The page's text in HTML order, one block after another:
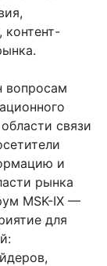
контент-
вопросам
связи
и
рынка
MSK-IX —
для